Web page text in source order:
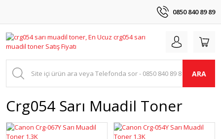
0850 840 89 89
ARA
Crg054 Sarı Muadil Toner